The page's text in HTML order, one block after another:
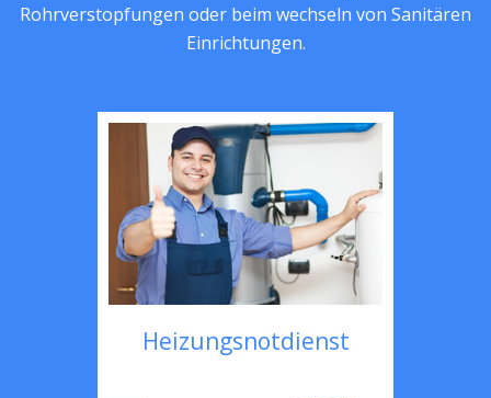
Rohrverstopfungen oder beim wechseln von Sanitären
Einrichtungen.
Heizungsnotdienst